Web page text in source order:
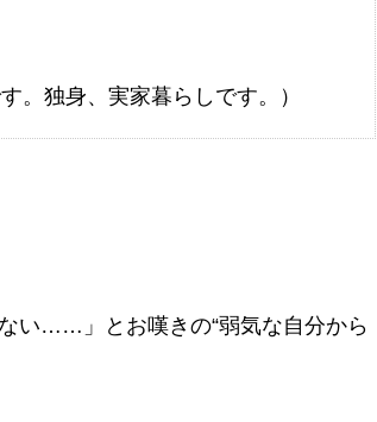
。独身、実家暮らしです。）
い……」とお嘆きの“弱気な自分から